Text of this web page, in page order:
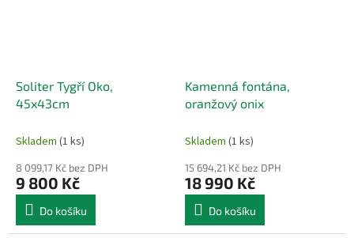
Soliter Tygří Oko,
45x43cm
Skladem (1 ks)
8 099,17 Kč bez DPH
9 800 Kč
Do košíku
Kamenná fontána,
oranžový onix
Skladem (1 ks)
15 694,21 Kč bez DPH
18 990 Kč
Do košíku